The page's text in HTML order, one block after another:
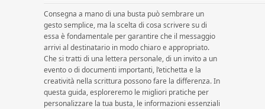
Consegna a mano di una busta può sembrare un
gesto semplice, ma la scelta di cosa scrivere su di
essa è fondamentale per garantire che il messaggio
arrivi al destinatario in modo chiaro e appropriato.
Che si tratti di una lettera personale, di un invito a un
evento o di documenti importanti, l’etichetta e la
creatività nella scrittura possono fare la differenza. In
questa guida, esploreremo le migliori pratiche per
personalizzare la tua busta, le informazioni essenziali